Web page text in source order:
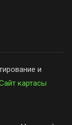
и
картасы